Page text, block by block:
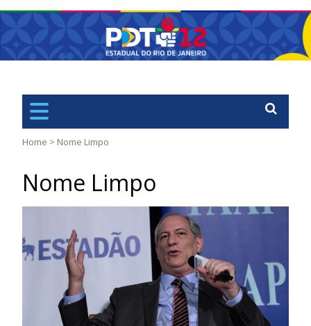
Home > Nome Limpo
Nome Limpo